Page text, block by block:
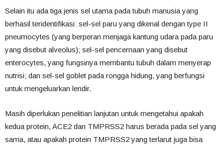
Selain itu ada tiga jenis sel utama pada tubuh manusia yang
berhasil teridentifikasi: sel-sel paru yang dikenal dengan type II
pneumocytes (yang berperan menjaga kantung udara pada paru
yang disebut alveolus); sel-sel pencernaan yang disebut
enterocytes, yang fungsinya membantu tubuh dalam menyerap
nutrisi; dan sel-sel goblet pada rongga hidung, yang berfungsi
untuk mengeluarkan lendir.
Masih diperlukan penelitian lanjutan untuk mengetahui apakah
kedua protein, ACE2 dan TMPRSS2 harus berada pada sel yang
sama, atau apakah protein TMPRSS2 yang terlarut juga bisa